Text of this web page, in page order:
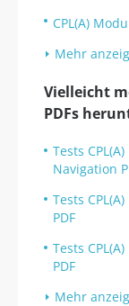
CPL(A)
Mehr
Vielleicht
PDFs
Tests
Navigation
Tests
PDF
Tests
PDF
Mehr